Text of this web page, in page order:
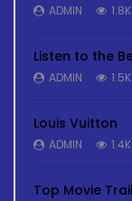
ADMIN 1.8K
Listen to the
ADMIN 1.5K
Louis Vuitton
ADMIN 1.4K
Top Movie